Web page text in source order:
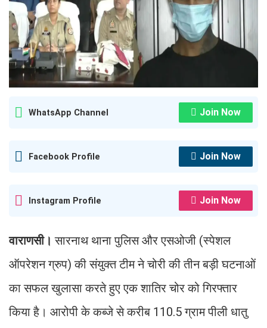
WhatsApp Channel Join Now
Facebook Profile Join Now
Instagram Profile Join Now
वाराणसी। सारनाथ थाना पुलिस और एसओजी (स्पेशल
ऑपरेशन ग्रुप) की संयुक्त टीम ने चोरी की तीन बड़ी घटनाओं
का सफल खुलासा करते हुए एक शातिर चोर को गिरफ्तार
किया है। आरोपी के कब्जे से करीब 110.5 ग्राम पीली धातु